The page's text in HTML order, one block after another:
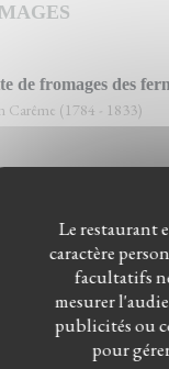
Le restaurant
caractère
facultatifs
mesurer
publicités ou
pour
de fromages des
Carême (1784 - 1833)
perdu façcon
( 1818-1901)
Escoffier (1846-1935)